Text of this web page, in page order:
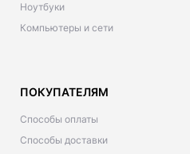
Ноутбуки
Компьютеры и сети
ПОКУПАТЕЛЯМ
Способы оплаты
Способы доставки